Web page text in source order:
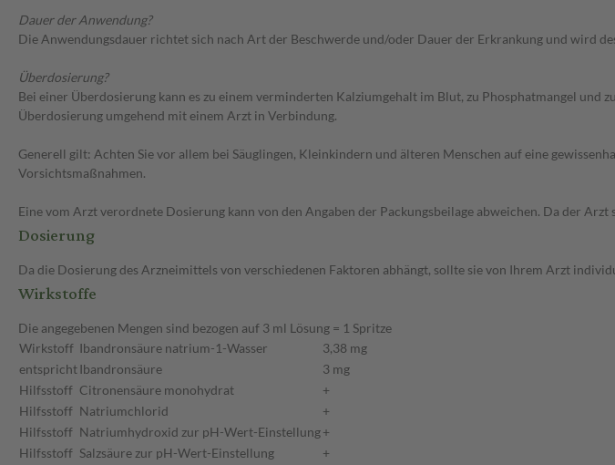
Dauer der Anwendung?
Die Anwendungsdauer richtet sich nach Art der Beschwerde und/oder Dauer der Erkrankung und wird
Überdosierung?
Bei einer Überdosierung kann es zu einem verminderten Kalziumgehalt im Blut, zu Phosphatmangel und
Überdosierung umgehend mit einem Arzt in Verbindung.
Generell gilt: Achten Sie vor allem bei Säuglingen, Kleinkindern und älteren Menschen auf eine
Vorsichtsmaßnahmen.
Eine vom Arzt verordnete Dosierung kann von den Angaben der Packungsbeilage abweichen. Da der
Dosierung
Da die Dosierung des Arzneimittels von verschiedenen Faktoren abhängt, sollte sie von Ihrem Arzt
Wirkstoffe
Die angegebenen Mengen sind bezogen auf 3 ml Lösung = 1 Spritze
Wirkstoff Ibandronsäure natrium-1-Wasser
3,38 mg
entsprichtIbandronsäure
3 mg
Hilfsstoff Citronensäure monohydrat
+
Hilfsstoff Natriumchlorid
+
Hilfsstoff Natriumhydroxid zur pH-Wert-Einstellung+
Hilfsstoff Salzsäure zur pH-Wert-Einstellung
+